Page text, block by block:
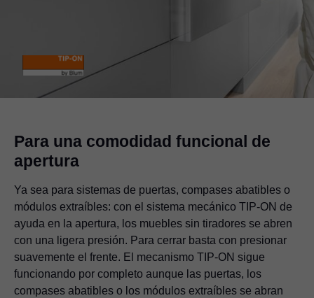
Para una comodidad funcional de
apertura
Ya sea para sistemas de puertas, compases abatibles o
módulos extraíbles: con el sistema mecánico TIP-ON de
ayuda en la apertura, los muebles sin tiradores se abren
con una ligera presión. Para cerrar basta con presionar
suavemente el frente. El mecanismo TIP-ON sigue
funcionando por completo aunque las puertas, los
compases abatibles o los módulos extraíbles se abran